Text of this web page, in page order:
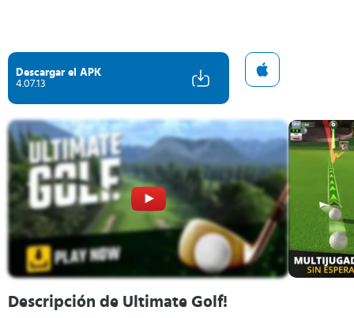
Descargar el APK
4.07.13
Descripción de Ultimate Golf!